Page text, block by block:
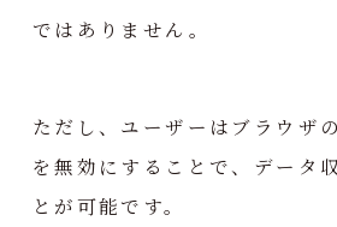
ではありません。
ただし、ユーザーはブラウザ
を無効にすることで、データ
とが可能です。